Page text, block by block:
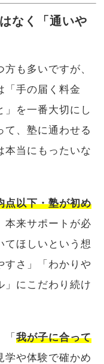
なく「通いや
も多いですが、
「手の届く料金
」を一番大切にし
て、塾に通わせる
本当にもったいな
点以下・塾が初め
本来サポートが必
てほしいという想
すさ」「わかりや
」にこだわり続け
「我が子に合って
学や体験で確かめ